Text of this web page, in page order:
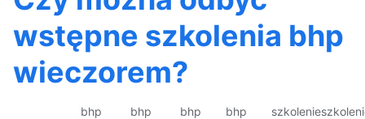
wstępne szkolenia bhp
wieczorem?
bhp
bhp
bhp
bhp
szkolenie